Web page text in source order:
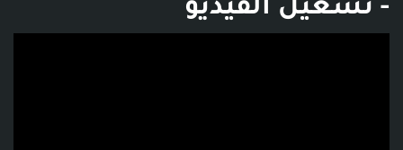
- تشغيل الفيديو